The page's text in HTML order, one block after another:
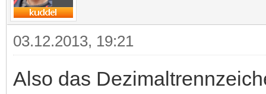
03.12.2013, 19:21
Also das